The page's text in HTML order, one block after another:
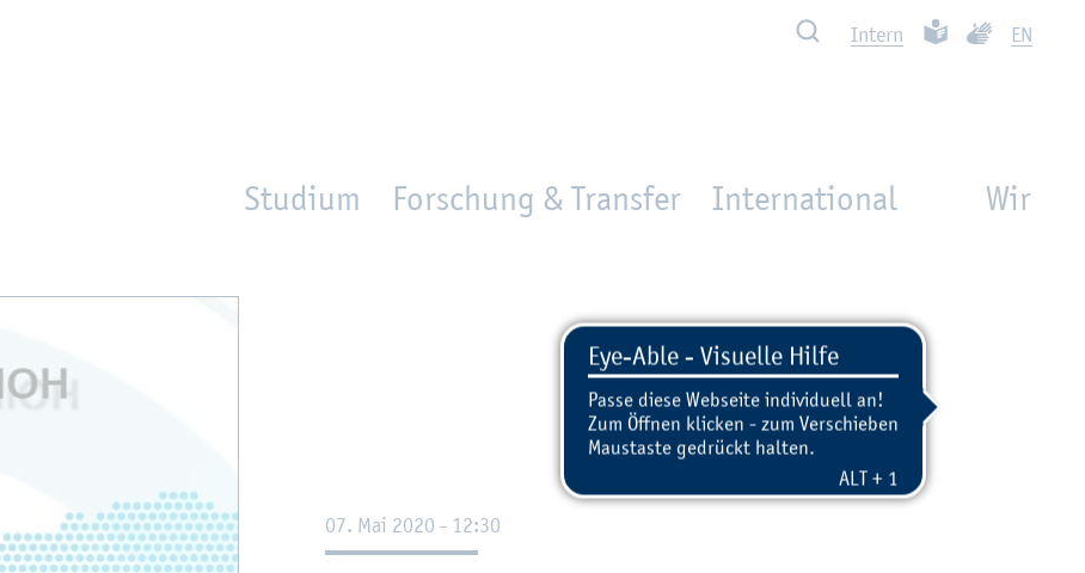
Such­ben In­tern Leich­te Spra­che
EN
Studium Forschung & Transfer International Wir
07. Mai 2020 - 12:30